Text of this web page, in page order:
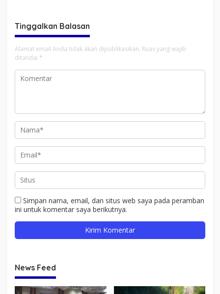
Tinggalkan Balasan
Alamat email Anda tidak akan dipublikasikan. Ruas yang wajib
ditandai *
Simpan nama, email, dan situs web saya pada peramban
ini untuk komentar saya berikutnya.
News Feed